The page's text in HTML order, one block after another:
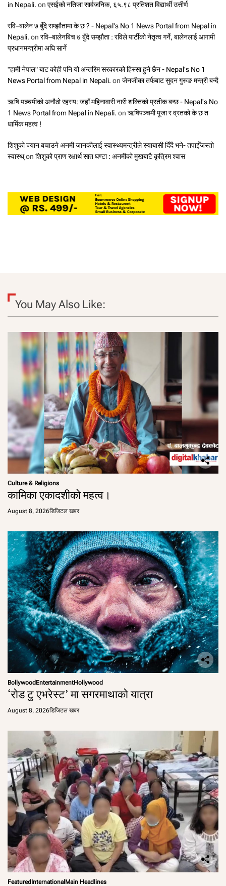
in Nepali. on एसईको नतिजा सार्वजनिक, ६५.९८ प्रतिशत विद्यार्थी उत्तीर्ण
रवि–बालेन ७ बुँदे सम्झौतामा के छ ? - Nepal's No 1 News Portal from Nepal in
Nepali. on रवि–बालेनबिच ७ बुँदे सम्झौता : रविले पार्टीको नेतृत्व गर्ने, बालेनलाई आगामी
प्रधानमन्त्रीमा अघि सार्ने
"हामी नेपाल" बाट कोही पनि यो अन्तरिम सरकारको हिस्सा हुने छैन - Nepal's No 1
News Portal from Nepal in Nepali. on जेनजीका तर्फबाट सुदन गुरुङ मन्त्री बन्दै
ऋषि पञ्चमीको अनौठो रहस्य: जहाँ महिनावारी नारी शक्तिको प्रतीक बन्छ - Nepal's No
1 News Portal from Nepal in Nepali. on ऋषिपञ्चमी पूजा र व्रतको के छ त
धार्मिक महत्व !
शिशुको ज्यान बचाउने अनमी जानकीलाई स्वास्थ्यमन्त्रीले स्याबासी दिँदै भने- तपाईँजस्तो
स्वास्थ्on शिशुको प्राण रक्षार्थ सात घण्टा : अनमीको मुखबाटै कृत्रिम श्वास
You May Also Like:
Culture & Religions
कामिका एकादशीको महत्व।
August 8, 2026डिजिटल खबर
BollywoodEntertainmentHollywood
‘रोड टु एभरेस्ट’ मा सगरमाथाको यात्रा
August 8, 2026डिजिटल खबर
FeaturedInternationalMain Headlines